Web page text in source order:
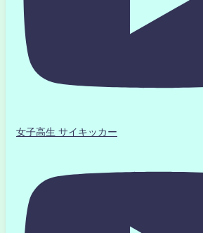
女子高生 サイキッカー